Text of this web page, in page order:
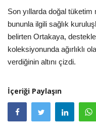
Son yıllarda doğal
bununla ilgili sağlık
belirten Ortakaya,
koleksiyonunda ağırlıklı
verdiğinin altını çizdi.
İçeriği Paylaşın